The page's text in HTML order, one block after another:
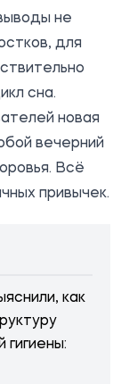
не
для
сна.
новая
вечерний
Всё
привычек.
как
гигиены: